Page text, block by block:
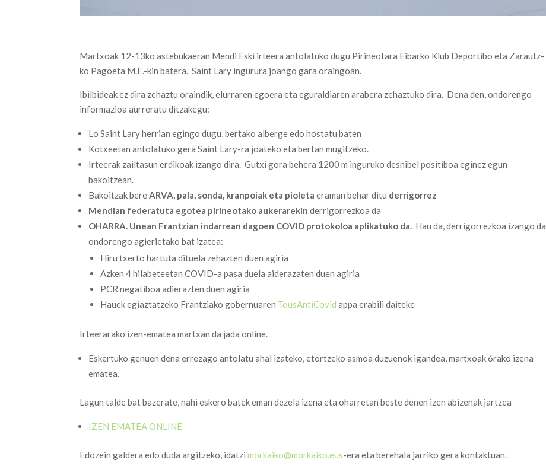
Martxoak 12-13ko astebukaeran Mendi Eski irteera antolatuko dugu Pirineotara Eibarko Klub Deportibo eta Zarautz-
ko Pagoeta M.E.-kin batera. Saint Lary ingurura joango gara oraingoan.
Ibilbideak ez dira zehaztu oraindik, elurraren egoera eta eguraldiaren arabera zehaztuko dira. Dena den, ondorengo
informazioa aurreratu ditzakegu:
Lo Saint Lary herrian egingo dugu, bertako alberge edo hostatu baten
Kotxeetan antolatuko gera Saint Lary-ra joateko eta bertan mugitzeko.
Irteerak zailtasun erdikoak izango dira. Gutxi gora behera 1200 m inguruko desnibel positiboa eginez egun
bakoitzean.
Bakoitzak bere ARVA, pala, sonda, kranpoiak eta pioleta eraman behar ditu derrigorrez
Mendian federatuta egotea pirineotako aukerarekin derrigorrezkoa da
OHARRA. Unean Frantzian indarrean dagoen COVID protokoloa aplikatuko da.
Hau da, derrigorrezkoa izango da
ondorengo agierietako bat izatea:
Hiru txerto hartuta dituela zehazten duen agiria
Azken 4 hilabeteetan COVID-a pasa duela aiderazaten duen agiria
PCR negatiboa adierazten duen agiria
Hauek egiaztatzeko Frantziako gobernuaren TousAntiCovid appa erabili daiteke
Irteerarako izen-ematea martxan da jada online.
Eskertuko genuen dena errezago antolatu ahal izateko, etortzeko asmoa duzuenok igandea, martxoak 6rako izena
ematea.
Lagun talde bat bazerate, nahi eskero batek eman dezela izena eta oharretan beste denen izen abizenak jartzea
IZEN EMATEA ONLINE
Edozein galdera edo duda argitzeko, idatzimorkaiko@morkaiko.eus-era eta berehala jarriko gera kontaktuan.